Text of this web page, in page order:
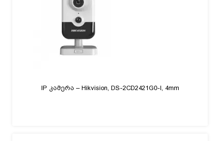
IP კამერა – Hikvision, DS-2CD2421G0-I, 4mm